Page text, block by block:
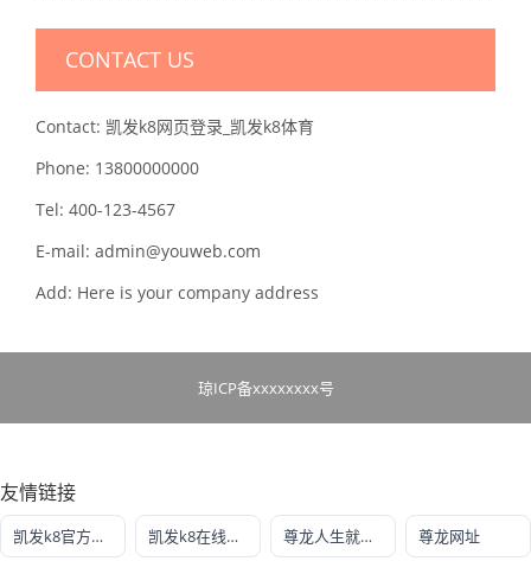
CONTACT US
Contact: 凯发k8网页登录_凯发k8体育
Phone: 13800000000
Tel: 400-123-4567
E-mail: admin@youweb.com
Add: Here is your company address
琼ICP备xxxxxxxx号
友情链接
凯发k8官方入口 凯发k8在线网站 尊龙人生就是博!线路检测 尊龙网址